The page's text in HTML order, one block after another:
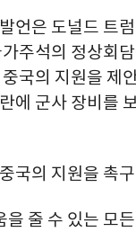
언은 도널드 트
주석의 정상회
국의 지원을 제
에 군사 장비를
국의 지원을 촉
줄 수 있는 모